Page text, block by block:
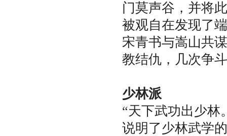
门莫声谷，并将
被观自在发现了
宋青书与嵩山共
教结仇，几次争
少林派
“天下武功出少林
说明了少林武学